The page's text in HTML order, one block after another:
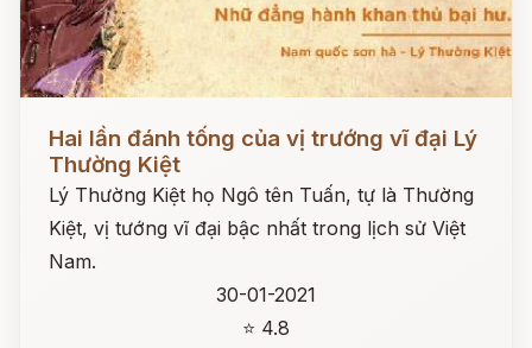
Đọc ngay
Hai lần đánh tống của vị trướng vĩ đại Lý
Thường Kiệt
Lý Thường Kiệt họ Ngô tên Tuấn, tự là Thường
Kiệt, vị tướng vĩ đại bậc nhất trong lịch sử Việt
Nam.
30-01-2021
⭐ 4.8